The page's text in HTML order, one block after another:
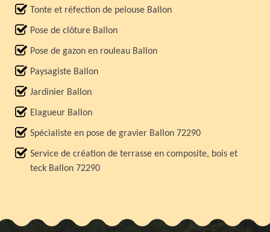
Tonte et réfection de pelouse Ballon
Pose de clôture Ballon
Pose de gazon en rouleau Ballon
Paysagiste Ballon
Jardinier Ballon
Elagueur Ballon
Spécialiste en pose de gravier Ballon 72290
Service de création de terrasse en composite, bois et
teck Ballon 72290